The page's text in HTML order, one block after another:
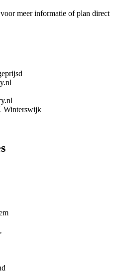
meer informatie of plan direct
Winterswijk